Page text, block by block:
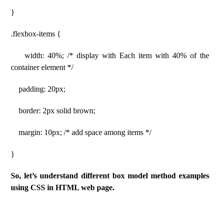
}
.flexbox-items {
width: 40%; /* display with Each item with 40% of the
container element */
padding: 20px;
border: 2px solid brown;
margin: 10px; /* add space among items */
}
So, let’s understand different box model method examples
using CSS in HTML web page.